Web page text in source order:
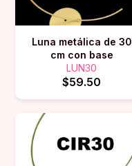
Luna metálica de 30
cm con base
LUN30
$59.50